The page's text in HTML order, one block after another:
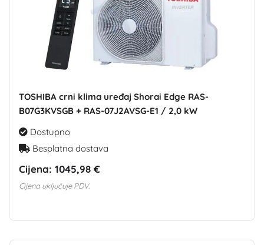
TOSHIBA crni klima uređaj Shorai Edge RAS-
B07G3KVSGB + RAS-07J2AVSG-E1 / 2,0 kW
Dostupno
Besplatna dostava
Cijena: 1045,98 €
Cijena uključuje PDV.